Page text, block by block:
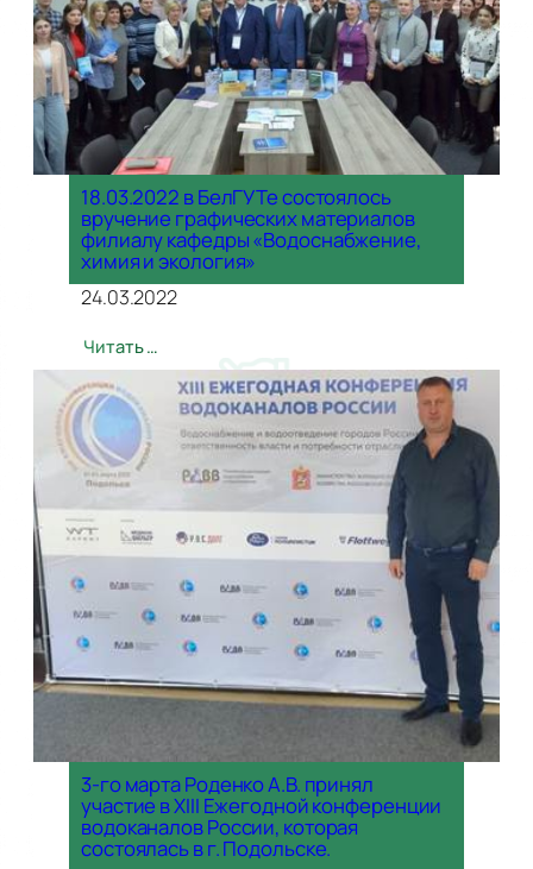
18.03.2022 в БелГУТе состоялось
вручение графических материалов
филиалу кафедры «Водоснабжение,
химия и экология»
24.03.2022
Читать …
3-го марта Роденко А.В. принял
участие в XIII Ежегодной конференции
водоканалов России, которая
состоялась в г. Подольске.